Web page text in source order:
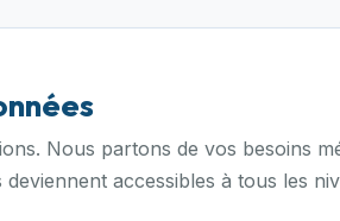
Nous partons de vos besoins
accessibles à tous les